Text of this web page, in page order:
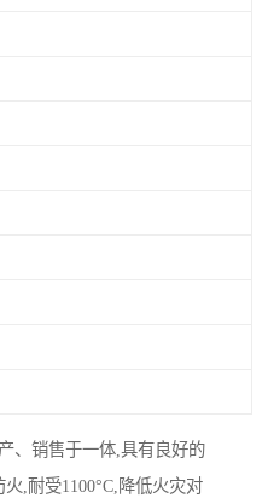
、销售于一体,具有良好的
,耐受1100°C,降低火灾对